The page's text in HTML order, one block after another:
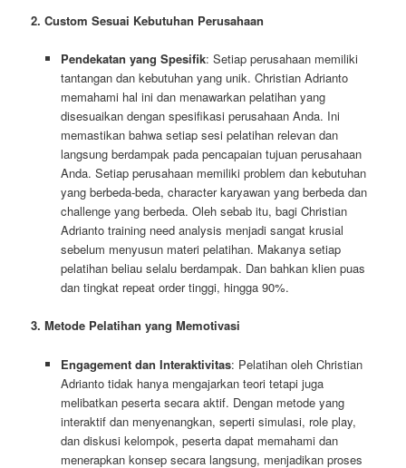
2. Custom Sesuai Kebutuhan Perusahaan
Pendekatan yang Spesifik: Setiap perusahaan memiliki
tantangan dan kebutuhan yang unik. Christian Adrianto
memahami hal ini dan menawarkan pelatihan yang
disesuaikan dengan spesifikasi perusahaan Anda. Ini
memastikan bahwa setiap sesi pelatihan relevan dan
langsung berdampak pada pencapaian tujuan perusahaan
Anda. Setiap perusahaan memiliki problem dan kebutuhan
yang berbeda-beda, character karyawan yang berbeda dan
challenge yang berbeda. Oleh sebab itu, bagi Christian
Adrianto training need analysis menjadi sangat krusial
sebelum menyusun materi pelatihan. Makanya setiap
pelatihan beliau selalu berdampak. Dan bahkan klien puas
dan tingkat repeat order tinggi, hingga 90%.
3. Metode Pelatihan yang Memotivasi
Engagement dan Interaktivitas: Pelatihan oleh Christian
Adrianto tidak hanya mengajarkan teori tetapi juga
melibatkan peserta secara aktif. Dengan metode yang
interaktif dan menyenangkan, seperti simulasi, role play,
dan diskusi kelompok, peserta dapat memahami dan
menerapkan konsep secara langsung, menjadikan proses